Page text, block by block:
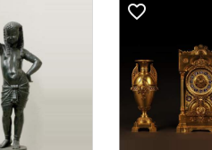
favorite_border